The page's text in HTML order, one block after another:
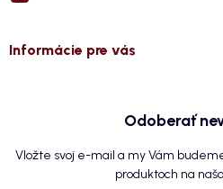
Informácie pre vás
Odoberať
Vložte svoj e-mail a my Vám
produktoch na